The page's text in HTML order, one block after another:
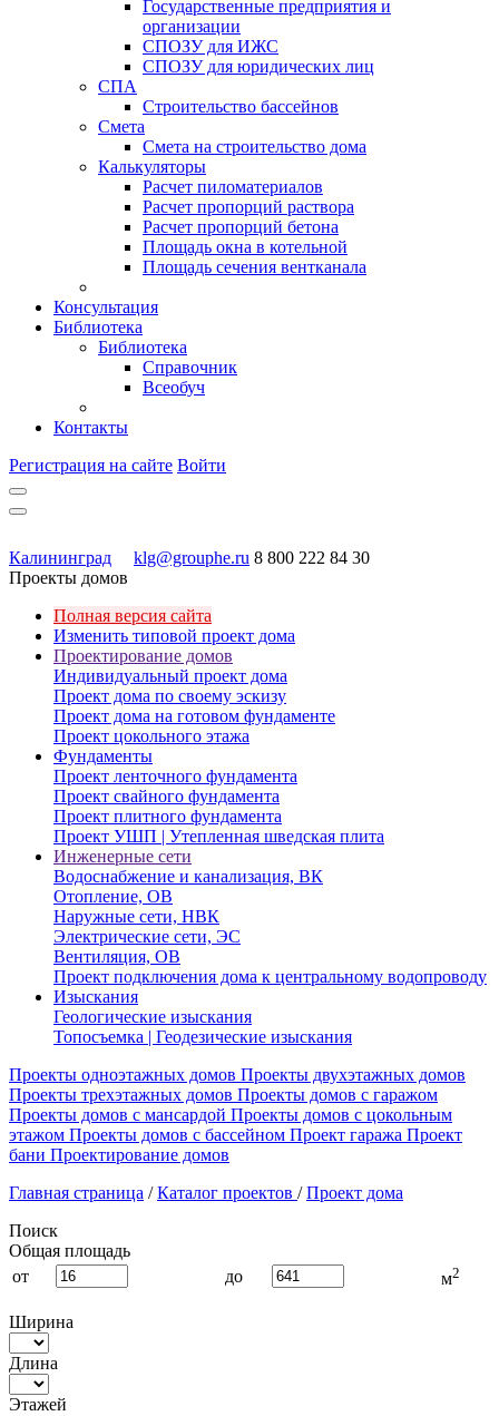
Государственные предприятия и
организации
СПОЗУ для ИЖС
СПОЗУ для юридических лиц
СПА
Строительство бассейнов
Смета
Смета на строительство дома
Калькуляторы
Расчет пиломатериалов
Расчет пропорций раствора
Расчет пропорций бетона
Площадь окна в котельной
Площадь сечения вентканала
Консультация
Библиотека
Библиотека
Справочник
Всеобуч
Контакты
Регистрация на сайте Войти
Калининград klg@grouphe.ru 8 800 222 84 30
Проекты домов
Полная версия сайта
Изменить типовой проект дома
Проектирование домов
Индивидуальный проект дома
Проект дома по своему эскизу
Проект дома на готовом фундаменте
Проект цокольного этажа
Фундаменты
Проект ленточного фундамента
Проект свайного фундамента
Проект плитного фундамента
Проект УШП | Утепленная шведская плита
Инженерные сети
Водоснабжение и канализация, ВК
Отопление, ОВ
Наружные сети, НВК
Электрические сети, ЭС
Вентиляция, ОВ
Проект подключения дома к центральному водопроводу
Изыскания
Геологические изыскания
Топосъемка | Геодезические изыскания
Проекты одноэтажных домов Проекты двухэтажных домов
Проекты трехэтажных домов Проекты домов с гаражом
Проекты домов с мансардой Проекты домов с цокольным
этажом Проекты домов с бассейном Проект гаража Проект
бани Проектирование домов
Главная страница / Каталог проектов / Проект дома
Поиск
Общая площадь
от
до м2
Ширина
Длина
Этажей